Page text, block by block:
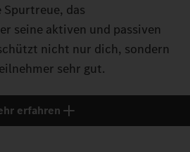
das
seine aktiven und passiven
nicht nur dich, sondern
sehr gut.
erfahren